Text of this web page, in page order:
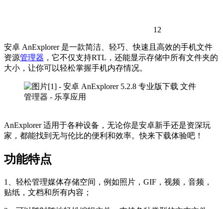
12
安卓 AnExplorer 是一款简洁、轻巧、快速且高效的手机文件
资源管理器 ，它不仅支持RTL，还能显示存储中所有文件夹的
大小，让你可以轻松掌握手机内存情况。
AnExplorer 适用于各种设备，无论你是安卓新手还是资深玩
家，都能找到无与伦比的便利和效率。快来下载体验吧！
功能特点
1、轻松管理媒体存储空间，例如照片，GIF，视频，音频，
贴纸，文档和所有内容；